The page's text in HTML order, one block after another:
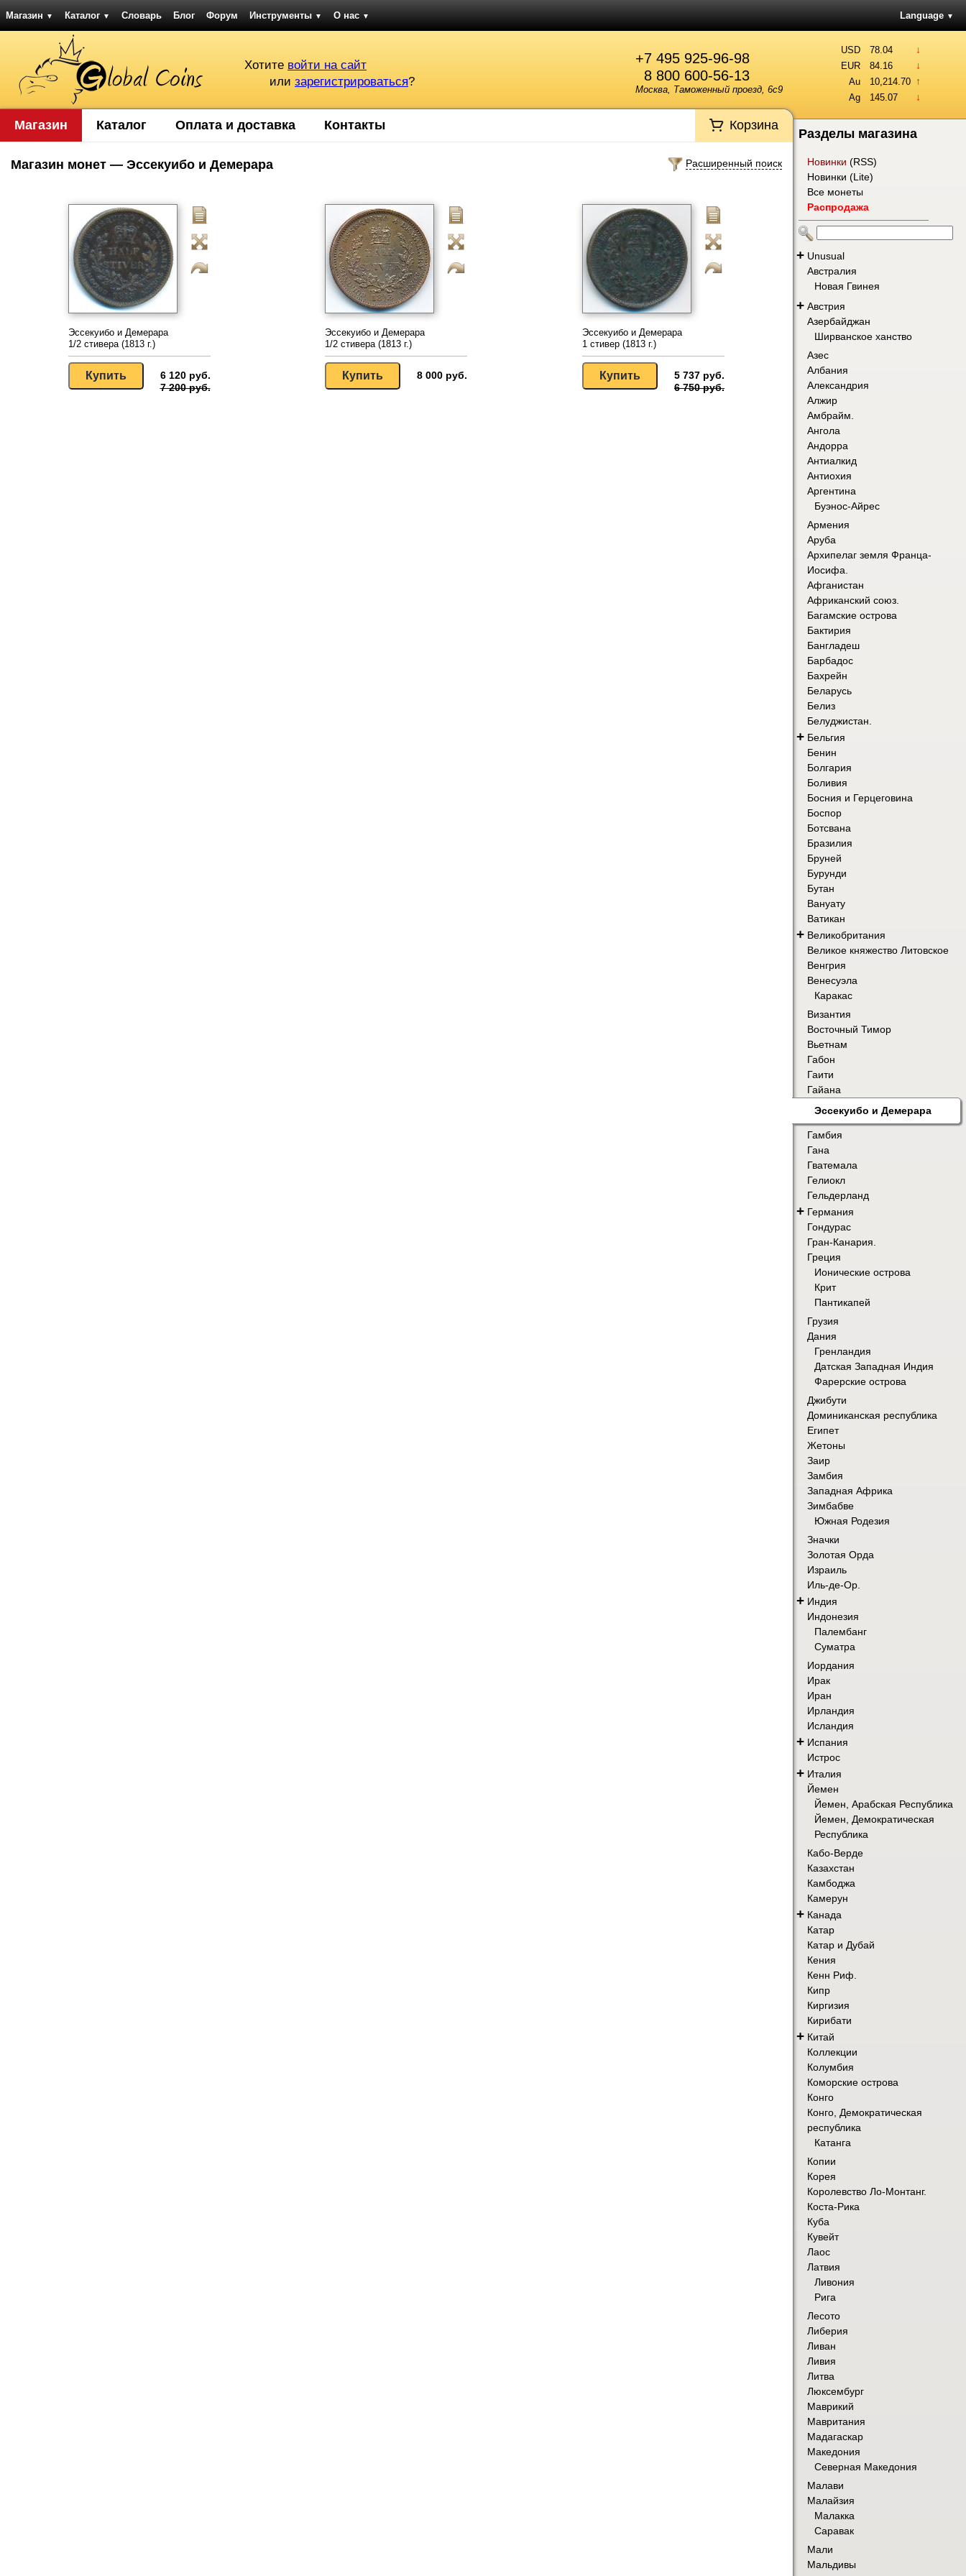
Магазин ▼ Каталог ▼ Словарь Блог Форум Инструменты ▼ О нас ▼ Language ▼
+7 495 925-96-98
8 800 600-56-13
Москва, Таможенный проезд, 6с9
Хотите войти на сайт
или зарегистрироваться?
USD 78.04 ↓
EUR 84.16 ↓
Au 10,214.70 ↑
Ag 145.07 ↓
Магазин Каталог Оплата и доставка Контакты Корзина
Расширенный поиск
Магазин монет — Эссекуибо и Демерара
Эссекуибо и Демерара
1/2 стивера (1813 г.)
6 120 руб.
7 200 руб.
Эссекуибо и Демерара
1/2 стивера (1813 г.)
8 000 руб.
Эссекуибо и Демерара
1 стивер (1813 г.)
5 737 руб.
6 750 руб.
Разделы магазина
Новинки (RSS)
Новинки (Lite)
Все монеты
Распродажа
+ Unusual
Австралия
Новая Гвинея
+ Австрия
Азербайджан
Ширванское ханство
Азес
Албания
Александрия
Алжир
Амбрайм.
Ангола
Андорра
Антиалкид
Антиохия
Аргентина
Буэнос-Айрес
Армения
Аруба
Архипелаг земля Франца-
Иосифа.
Афганистан
Африканский союз.
Багамские острова
Бактирия
Бангладеш
Барбадос
Бахрейн
Беларусь
Белиз
Белуджистан.
+ Бельгия
Бенин
Болгария
Боливия
Босния и Герцеговина
Боспор
Ботсвана
Бразилия
Бруней
Бурунди
Бутан
Вануату
Ватикан
+ Великобритания
Великое княжество Литовское
Венгрия
Венесуэла
Каракас
Византия
Восточный Тимор
Вьетнам
Габон
Гаити
Гайана
Эссекуибо и Демерара
Гамбия
Гана
Гватемала
Гелиокл
Гельдерланд
+ Германия
Гондурас
Гран-Канария.
Греция
Ионические острова
Крит
Пантикапей
Грузия
Дания
Гренландия
Датская Западная Индия
Фарерские острова
Джибути
Доминиканская республика
Египет
Жетоны
Заир
Замбия
Западная Африка
Зимбабве
Южная Родезия
Значки
Золотая Орда
Израиль
Иль-де-Ор.
+ Индия
Индонезия
Палембанг
Суматра
Иордания
Ирак
Иран
Ирландия
Исландия
+ Испания
Истрос
+ Италия
Йемен
Йемен, Арабская Республика
Йемен, Демократическая
Республика
Кабо-Верде
Казахстан
Камбоджа
Камерун
+ Канада
Катар
Катар и Дубай
Кения
Кенн Риф.
Кипр
Киргизия
Кирибати
+ Китай
Коллекции
Колумбия
Коморские острова
Конго
Конго, Демократическая
республика
Катанга
Копии
Корея
Королевство Ло-Монтанг.
Коста-Рика
Куба
Кувейт
Лаос
Латвия
Ливония
Рига
Лесото
Либерия
Ливан
Ливия
Литва
Люксембург
Маврикий
Мавритания
Мадагаскар
Македония
Северная Македония
Малави
Малайзия
Малакка
Саравак
Мали
Мальдивы